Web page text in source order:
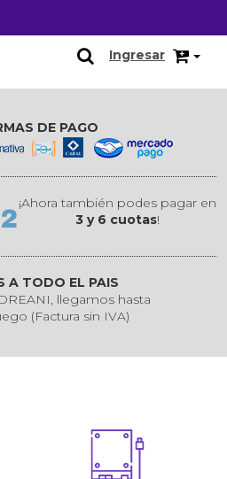
Ingresar
DE PAGO
¡Ahora también podes pagar en
3 y 6 cuotas!
A TODO EL PAIS
llegamos hasta
(Factura sin IVA)